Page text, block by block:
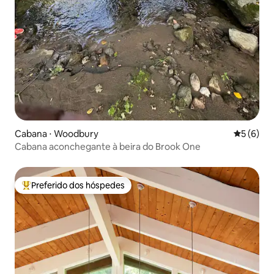
Cabana ⋅ Woodbury 5 de
5 (6)
Cabana aconchegante à beira do Brook One
Entre os melhores preferidos dos hóspedes
Preferido dos hóspedes